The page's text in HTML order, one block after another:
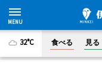
32°C 食べる 見る